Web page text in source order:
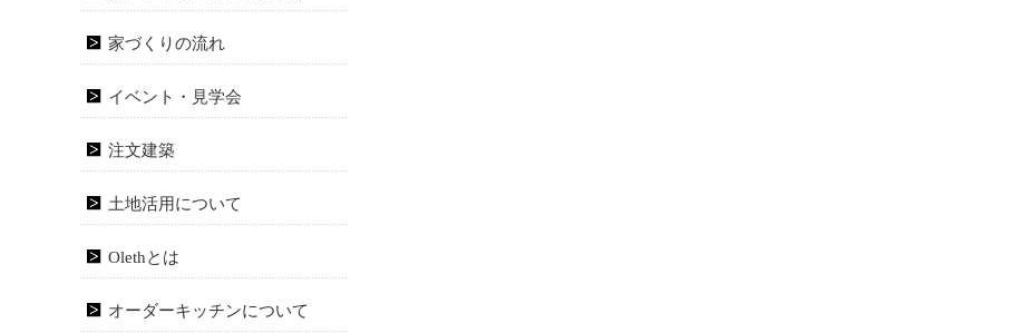
家づくりの流れ
イベント・見学会
注文建築
土地活用について
Olethとは
オーダーキッチンについて